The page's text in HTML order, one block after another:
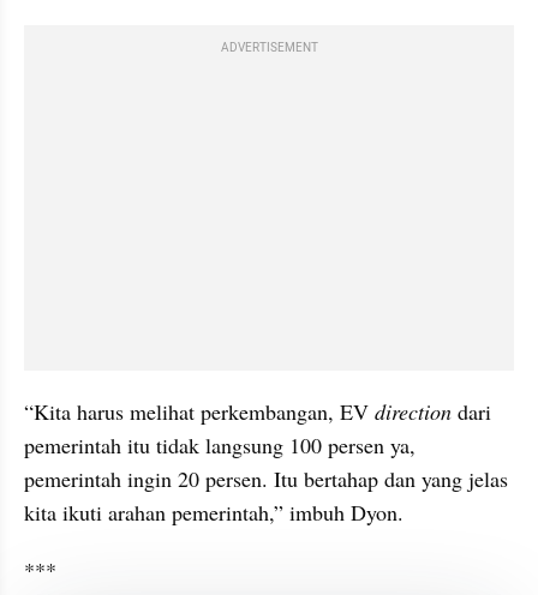
ADVERTISEMENT
“Kita harus melihat perkembangan, EV direction dari
pemerintah itu tidak langsung 100 persen ya,
pemerintah ingin 20 persen. Itu bertahap dan yang jelas
kita ikuti arahan pemerintah,” imbuh Dyon.
***